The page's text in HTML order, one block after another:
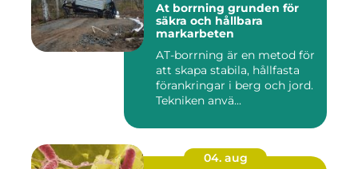
At borrning grunden för
säkra och hållbara
markarbeten
AT-borrning är en metod för
att skapa stabila, hållfasta
förankringar i berg och jord.
Tekniken anvä...
04. aug